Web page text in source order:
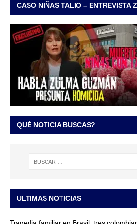
CASO NIÑAS TALIO – ENTREVISTA
QUÉ NOTICIA BUSCAS?
ULTIMAS NOTICIAS